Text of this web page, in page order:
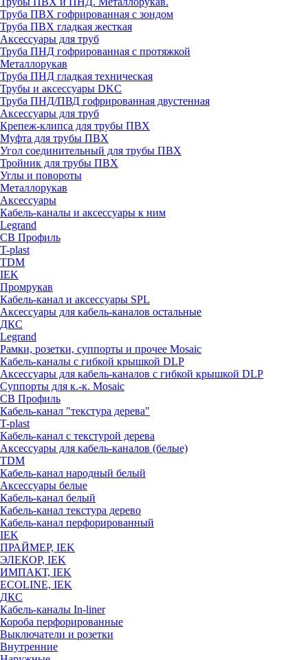
Труба ПВХ гофрированная с зондом
Труба ПВХ гладкая жесткая
Аксессуары для труб
Труба ПНД гофрированная с протяжкой
Металлорукав
Труба ПНД гладкая техническая
Трубы и аксессуары DKC
Труба ПНД/ПВД гофрированная двустенная
Аксессуары для труб
Крепеж-клипса для трубы ПВХ
Муфта для трубы ПВХ
Угол соединительный для трубы ПВХ
Тройник для трубы ПВХ
Углы и повороты
Металлорукав
Аксессуары
Кабель-каналы и аксессуары к ним
Legrand
СВ Профиль
T-plast
TDM
IEK
Промрукав
Кабель-канал и аксессуары SPL
Аксессуары для кабель-каналов остальные
ДКС
Legrand
Рамки, розетки, суппорты и прочее Mosaic
Кабель-каналы с гибкой крышкой DLP
Аксессуары для кабель-каналов с гибкой крышкой DLP
Суппорты для к.-к. Mosaic
СВ Профиль
Кабель-канал "текстура дерева"
T-plast
Кабель-канал с текстурой дерева
Аксессуары для кабель-каналов (белые)
TDM
Кабель-канал народный белый
Аксессуары белые
Кабель-канал белый
Кабель-канал текстура дерево
Кабель-канал перфорированный
IEK
ПРАЙМЕР, IEK
ЭЛЕКОР, IEK
ИМПАКТ, IEK
ECOLINE, IEK
ДКС
Кабель-каналы In-liner
Короба перфорированные
Выключатели и розетки
Внутренние